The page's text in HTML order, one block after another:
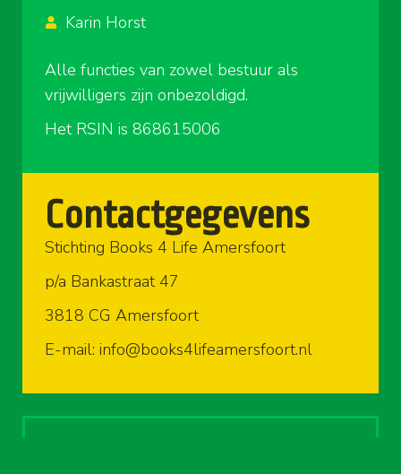
Karin Horst
Alle functies van zowel bestuur als
vrijwilligers zijn onbezoldigd.
Het RSIN is 868615006
Contactgegevens
Stichting Books 4 Life Amersfoort
p/a Bankastraat 47
3818 CG Amersfoort
E-mail: info@books4lifeamersfoort.nl